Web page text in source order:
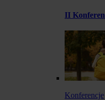
II
Konferencje